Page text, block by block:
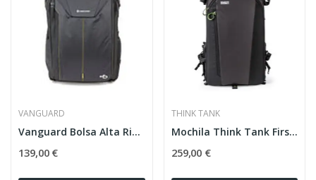
VANGUARD
Vanguard Bolsa Alta Rise 48
139,00 €
THINK TANK
Mochila Think Tank FirstLight 20L
259,00 €